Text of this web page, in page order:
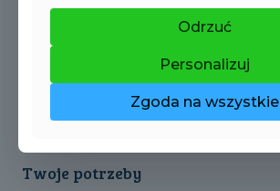
Aminokwasy
Zioła i adaptogeny
Twoje potrzeby
Odrzuć
Personalizuj
Zgoda na wszystkie